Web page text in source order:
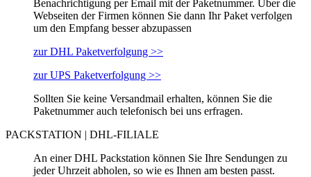
Benachrichtigung per Email mit der Paketnummer. Über die
Webseiten der Firmen können Sie dann Ihr Paket verfolgen
um den Empfang besser abzupassen
zur DHL Paketverfolgung >>
zur UPS Paketverfolgung >>
Sollten Sie keine Versandmail erhalten, können Sie die
Paketnummer auch telefonisch bei uns erfragen.
PACKSTATION | DHL-FILIALE
An einer DHL Packstation können Sie Ihre Sendungen zu
jeder Uhrzeit abholen, so wie es Ihnen am besten passt.